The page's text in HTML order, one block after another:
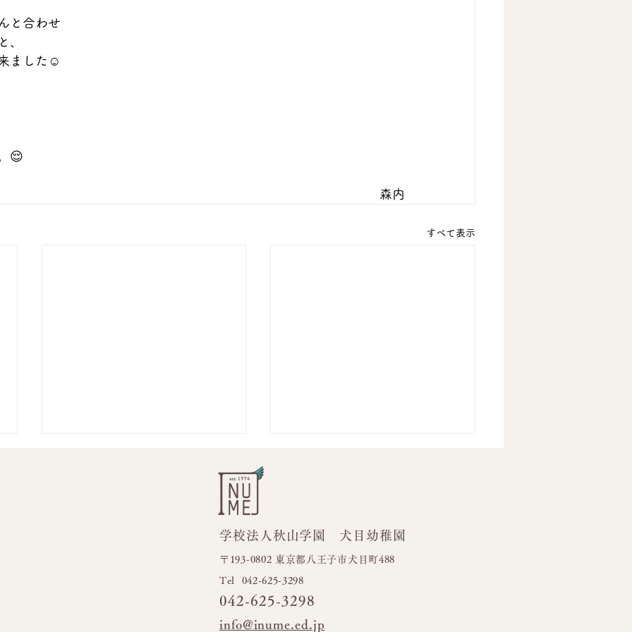
と合わせ
、
ました☺️
😌
森内
すべて表示
学校法人秋山学園 犬目幼稚園
〒193-0802 東京都八王子市犬目町488
​Tel 042-625-3298
042-625-3298
info@inume.ed.jp